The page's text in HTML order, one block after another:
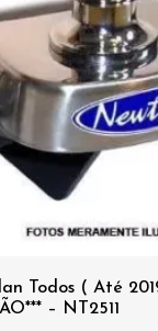
Todos ( Até
– NT2511